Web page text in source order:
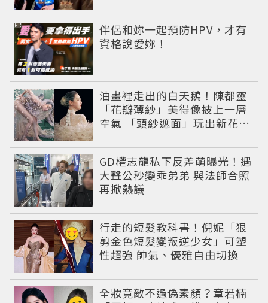
伴侶和妳一起預防HPV，才有
資格說愛妳！
PR
油畫裡走出的白天鵝！陳都靈
「花瓣薄紗」美得像披上一層
空氣 「頭紗遮面」玩出新花樣
GD權志龍私下反差萌曝光！遇
大聲公秒變乖弟弟 與法師合照
再掀熱議
行走的短髮教科書！倪妮「狠
剪金色短髮變叛逆少女」可塑
性超強 帥氣、優雅自由切換
全妝竟敵不過偽素顏？章若楠